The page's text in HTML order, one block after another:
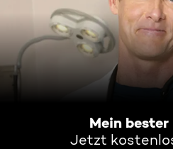
Mein
Jetzt